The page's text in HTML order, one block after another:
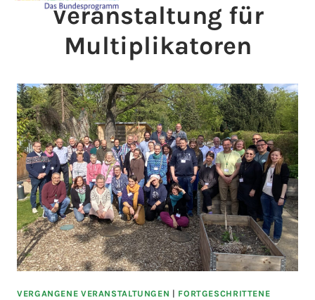
Veranstaltung für
Multiplikatoren
VERGANGENE VERANSTALTUNGEN | FORTGESCHRITTENE